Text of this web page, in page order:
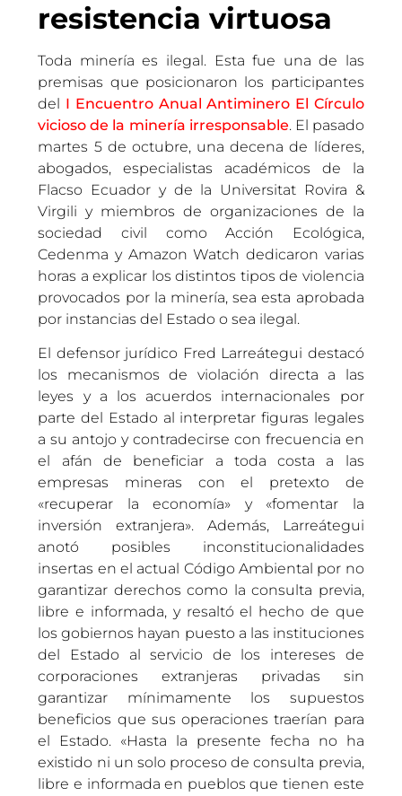
resistencia virtuosa
Toda minería es ilegal. Esta fue una de las
premisas que posicionaron los participantes
del I Encuentro Anual Antiminero El Círculo
vicioso de la minería irresponsable. El pasado
martes 5 de octubre, una decena de líderes,
abogados, especialistas académicos de la
Flacso Ecuador y de la Universitat Rovira &
Virgili y miembros de organizaciones de la
sociedad civil como Acción Ecológica,
Cedenma y Amazon Watch dedicaron varias
horas a explicar los distintos tipos de violencia
provocados por la minería, sea esta aprobada
por instancias del Estado o sea ilegal.
El defensor jurídico Fred Larreátegui destacó
los mecanismos de violación directa a las
leyes y a los acuerdos internacionales por
parte del Estado al interpretar figuras legales
a su antojo y contradecirse con frecuencia en
el afán de beneficiar a toda costa a las
empresas mineras con el pretexto de
«recuperar la economía» y «fomentar la
inversión extranjera». Además, Larreátegui
anotó posibles inconstitucionalidades
insertas en el actual Código Ambiental por no
garantizar derechos como la consulta previa,
libre e informada, y resaltó el hecho de que
los gobiernos hayan puesto a las instituciones
del Estado al servicio de los intereses de
corporaciones extranjeras privadas sin
garantizar mínimamente los supuestos
beneficios que sus operaciones traerían para
el Estado. «Hasta la presente fecha no ha
existido ni un solo proceso de consulta previa,
libre e informada en pueblos que tienen este